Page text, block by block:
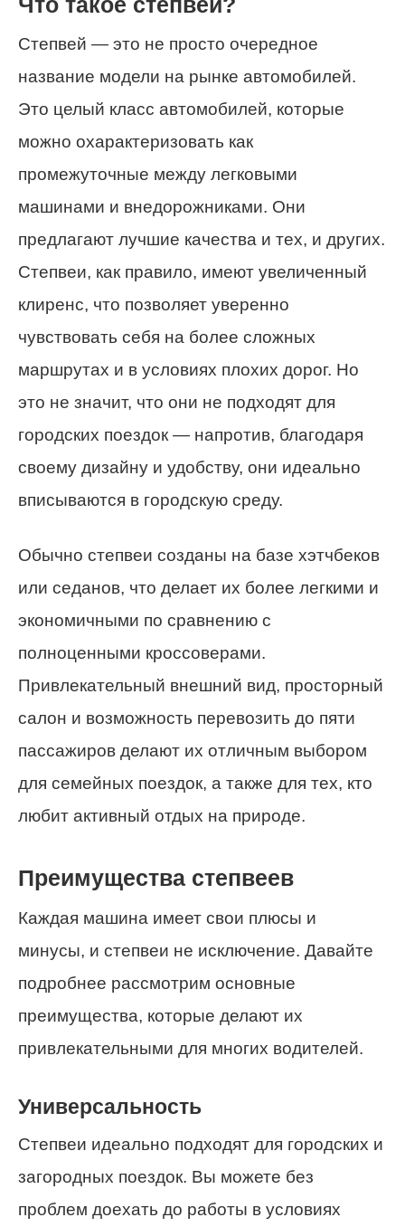
Степвей — это не просто очередное
название модели на рынке автомобилей.
Это целый класс автомобилей, которые
можно охарактеризовать как
промежуточные между легковыми
машинами и внедорожниками. Они
предлагают лучшие качества и тех, и других.
Степвеи, как правило, имеют увеличенный
клиренс, что позволяет уверенно
чувствовать себя на более сложных
маршрутах и в условиях плохих дорог. Но
это не значит, что они не подходят для
городских поездок — напротив, благодаря
своему дизайну и удобству, они идеально
вписываются в городскую среду.
Обычно степвеи созданы на базе хэтчбеков
или седанов, что делает их более легкими и
экономичными по сравнению с
полноценными кроссоверами.
Привлекательный внешний вид, просторный
салон и возможность перевозить до пяти
пассажиров делают их отличным выбором
для семейных поездок, а также для тех, кто
любит активный отдых на природе.
Преимущества степвеев
Каждая машина имеет свои плюсы и
минусы, и степвеи не исключение. Давайте
подробнее рассмотрим основные
преимущества, которые делают их
привлекательными для многих водителей.
Универсальность
Степвеи идеально подходят для городских и
загородных поездок. Вы можете без
проблем доехать до работы в условиях